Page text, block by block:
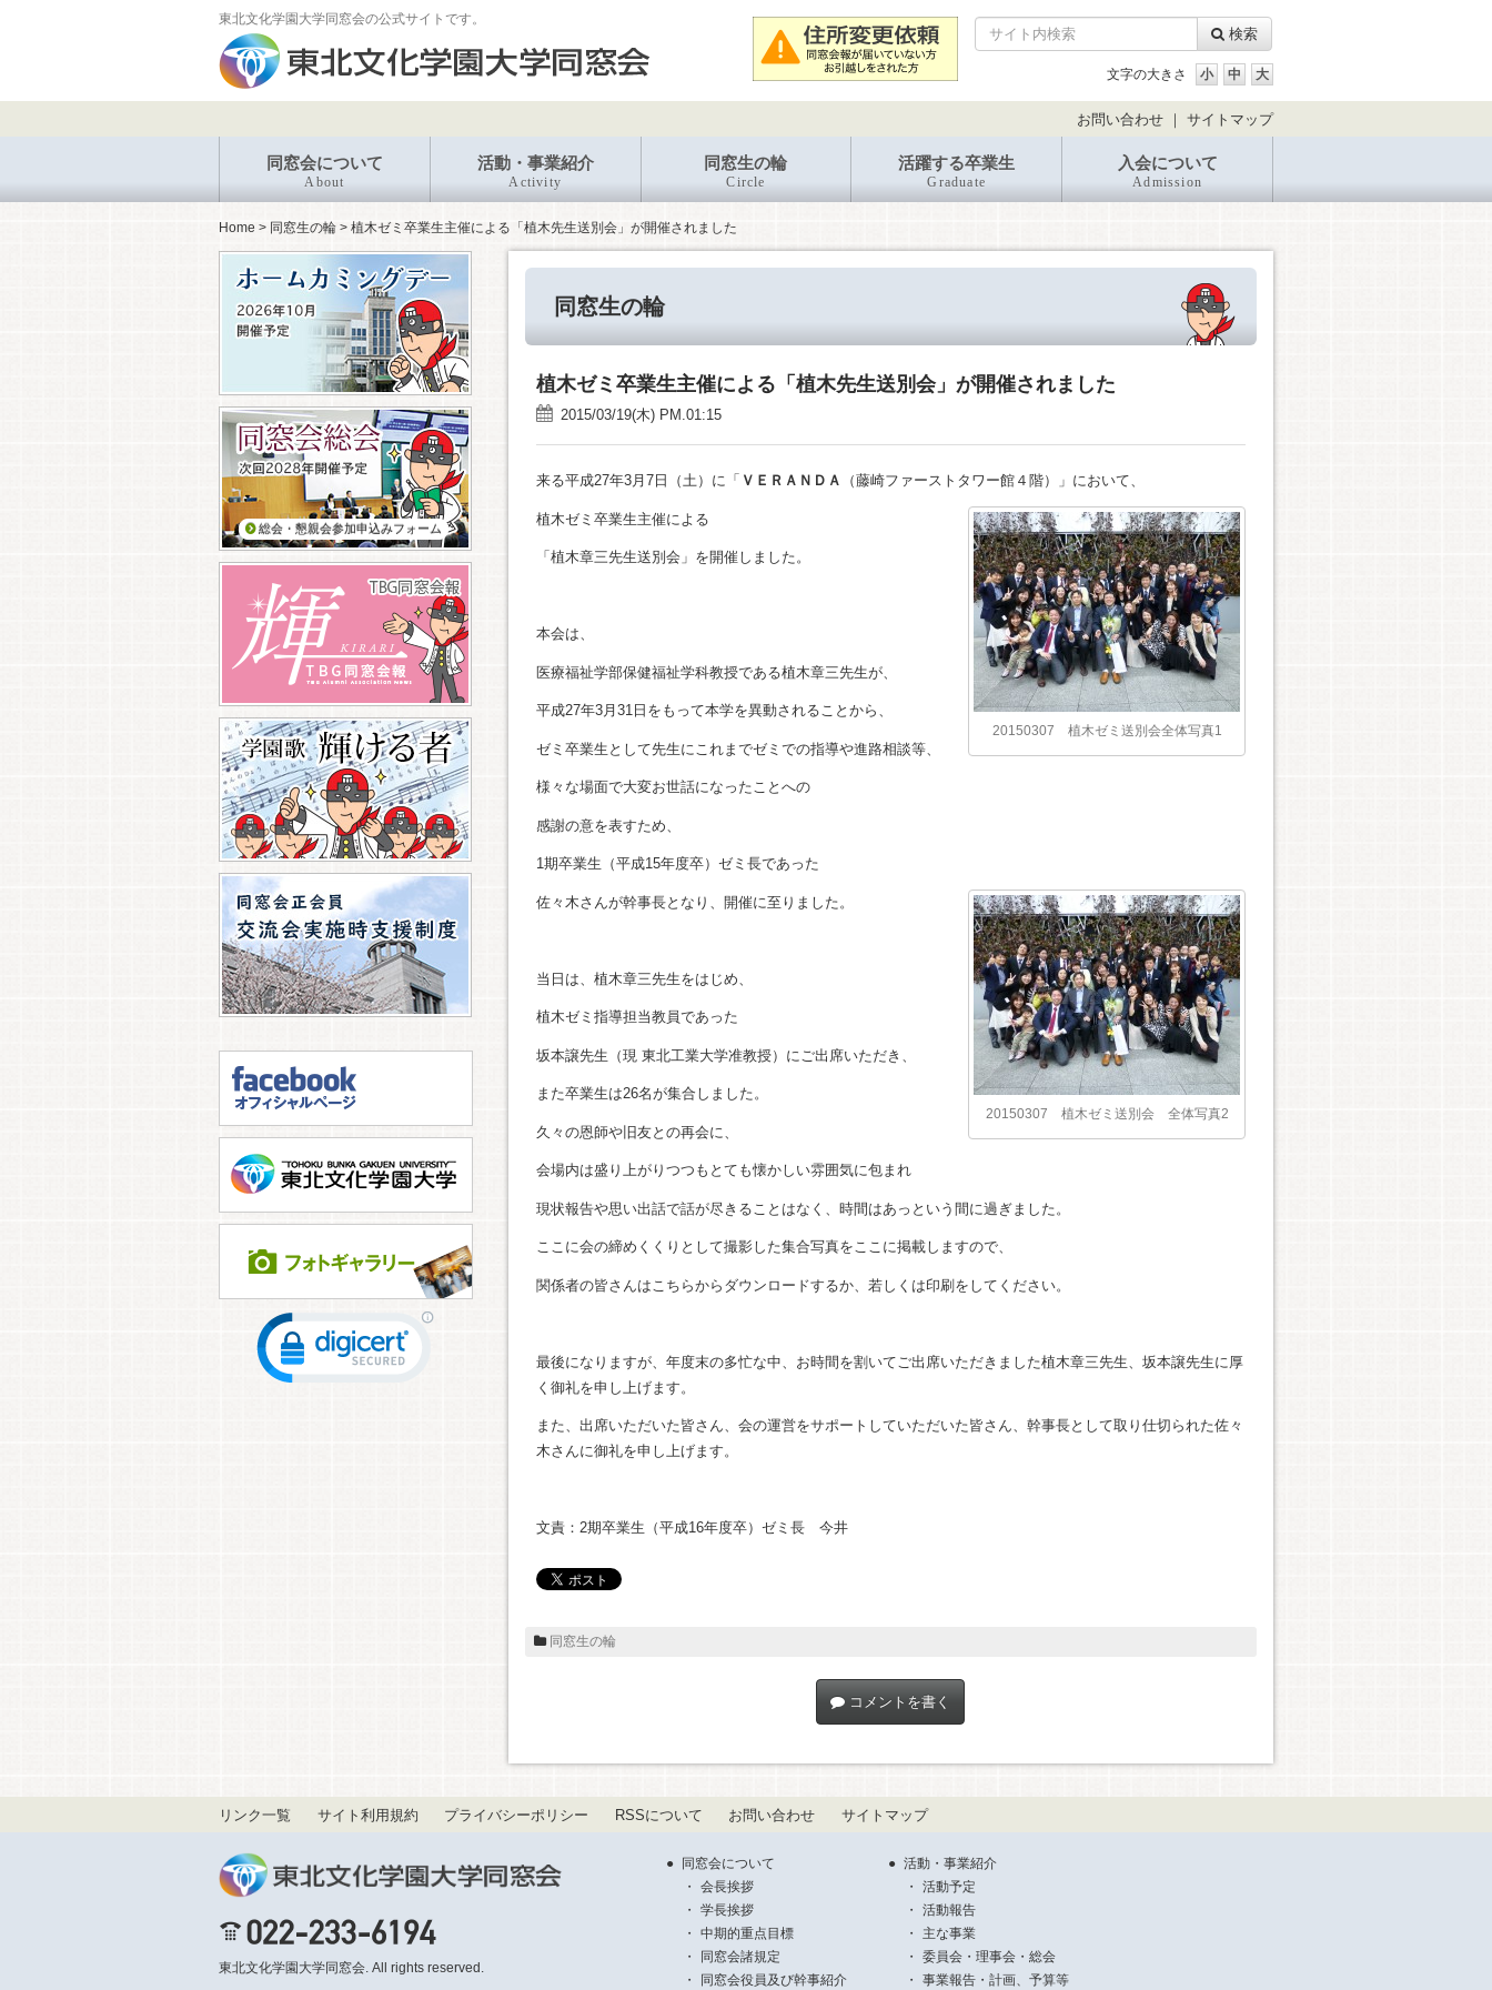
東北文化学園大学同窓会の公式サイトです。
検索
文字の大きさ
お問い合わせ ｜ サイトマップ
同窓会について
About
活動・事業紹介
Activity
同窓生の輪
Circle
活躍する卒業生
Graduate
入会について
Admission
Home > 同窓生の輪 > 植木ゼミ卒業生主催による「植木先生送別会」が開催されました
同窓生の輪
植木ゼミ卒業生主催による「植木先生送別会」が開催されました
2015/03/19(木) PM.01:15
来る平成27年3月7日（土）に「 ＶＥＲＡＮＤＡ （藤崎ファーストタワー館４階）」において、
20150307 植木ゼミ送別会全体写真1
植木ゼミ卒業生主催による
「植木章三先生送別会」を開催しました。
本会は、
医療福祉学部保健福祉学科教授である植木章三先生が、
平成27年3月31日をもって本学を異動されることから、
ゼミ卒業生として先生にこれまでゼミでの指導や進路相談等、
様々な場面で大変お世話になったことへの
感謝の意を表すため、
1期卒業生（平成15年度卒）ゼミ長であった
20150307 植木ゼミ送別会 全体写真2
佐々木さんが幹事長となり、開催に至りました。
当日は、植木章三先生をはじめ、
植木ゼミ指導担当教員であった
坂本譲先生（現 東北工業大学准教授）にご出席いただき、
また卒業生は26名が集合しました。
久々の恩師や旧友との再会に、
会場内は盛り上がりつつもとても懐かしい雰囲気に包まれ
現状報告や思い出話で話が尽きることはなく、時間はあっという間に過ぎました。
ここに会の締めくくりとして撮影した集合写真をここに掲載しますので、
関係者の皆さんはこちらからダウンロードするか、若しくは印刷をしてください。
最後になりますが、年度末の多忙な中、お時間を割いてご出席いただきました植木章三先生、坂本譲先生に厚
く御礼を申し上げます。
また、出席いただいた皆さん、会の運営をサポートしていただいた皆さん、幹事長として取り仕切られた佐々
木さんに御礼を申し上げます。
文責：2期卒業生（平成16年度卒）ゼミ長 今井
同窓生の輪
コメントを書く
総会・懇親会参加申込みフォーム
リンク一覧 サイト利用規約 プライバシーポリシー RSSについて お問い合わせ サイトマップ
同窓会について
会長挨拶
学長挨拶
中期的重点目標
同窓会諸規定
同窓会役員及び幹事紹介
活動・事業紹介
活動予定
活動報告
主な事業
委員会・理事会・総会
事業報告・計画、予算等
東北文化学園大学同窓会. All rights reserved.